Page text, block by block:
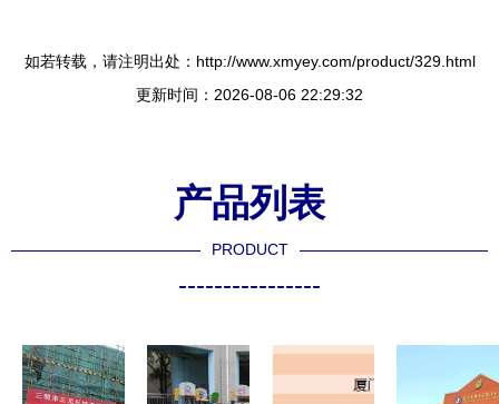
如若转载，请注明出处：http://www.xmyey.com/product/329.html
更新时间：2026-08-06 22:29:32
产品列表
PRODUCT
----------------